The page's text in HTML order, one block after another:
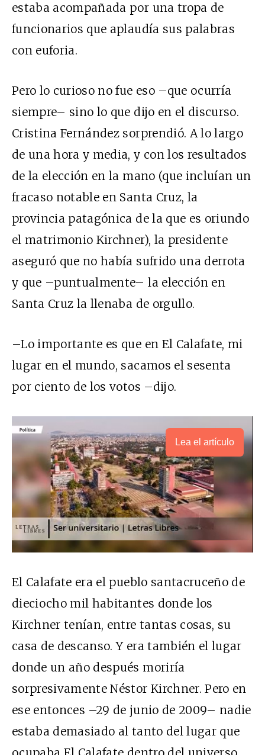
estaba acompañada por una tropa de
funcionarios que aplaudía sus palabras
con euforia.
Pero lo curioso no fue eso –que ocurría
siempre– sino lo que dijo en el discurso.
Cristina Fernández sorprendió. A lo largo
de una hora y media, y con los resultados
de la elección en la mano (que incluían un
fracaso notable en Santa Cruz, la
provincia patagónica de la que es oriundo
el matrimonio Kirchner), la presidente
aseguró que no había sufrido una derrota
y que –puntualmente– la elección en
Santa Cruz la llenaba de orgullo.
–Lo importante es que en El Calafate, mi
lugar en el mundo, sacamos el sesenta
por ciento de los votos –dijo.
Lea el artículo
El Calafate era el pueblo santacruceño de
dieciocho mil habitantes donde los
Kirchner tenían, entre tantas cosas, su
casa de descanso. Y era también el lugar
donde un año después moriría
sorpresivamente Néstor Kirchner. Pero en
ese entonces –29 de junio de 2009– nadie
estaba demasiado al tanto del lugar que